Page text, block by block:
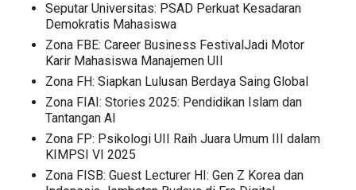
Seputar Universitas: PSAD Perkuat Kesadaran
Demokratis Mahasiswa
Zona FBE: Career Business FestivalJadi Motor
Karir Mahasiswa Manajemen UII
Zona FH: Siapkan Lulusan Berdaya Saing Global
Zona FIAI: Stories 2025: Pendidikan Islam dan
Tantangan AI
Zona FP: Psikologi UII Raih Juara Umum III dalam
KIMPSI VI 2025
Zona FISB: Guest Lecturer HI: Gen Z Korea dan